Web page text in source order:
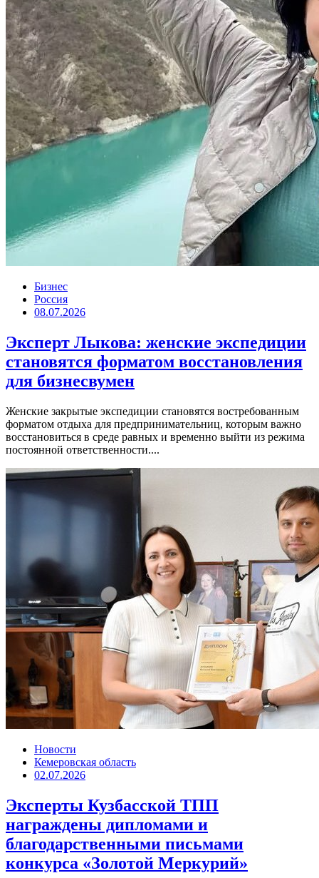
Бизнес
Россия
08.07.2026
Эксперт Лыкова: женские экспедиции
становятся форматом восстановления
для бизнесвумен
Женские закрытые экспедиции становятся востребованным
форматом отдыха для предпринимательниц, которым важно
восстановиться в среде равных и временно выйти из режима
постоянной ответственности....
Новости
Кемеровская область
02.07.2026
Эксперты Кузбасской ТПП
награждены дипломами и
благодарственными письмами
конкурса «Золотой Меркурий»